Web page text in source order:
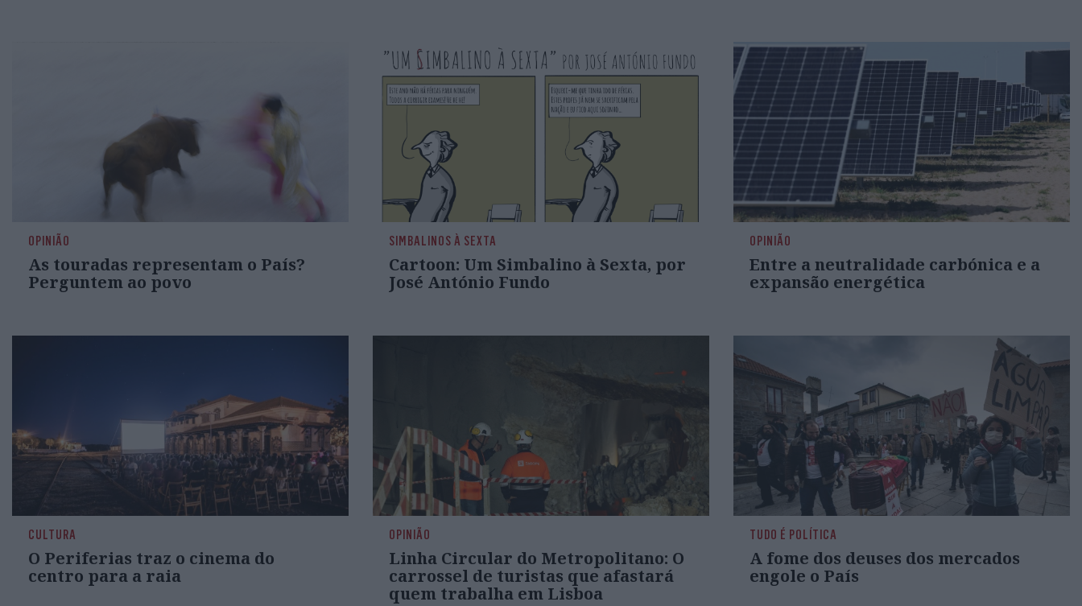
OPINIÃO
As touradas representam o País?
Perguntem ao povo
SIMBALINOS À SEXTA
Cartoon: Um Simbalino à Sexta, por
José António Fundo
OPINIÃO
Entre a neutralidade carbónica e a
expansão energética
CULTURA
O Periferias traz o cinema do
centro para a raia
OPINIÃO
Linha Circular do Metropolitano: O
carrossel de turistas que afastará
quem trabalha em Lisboa
TUDO É POLÍTICA
A fome dos deuses dos mercados
engole o País